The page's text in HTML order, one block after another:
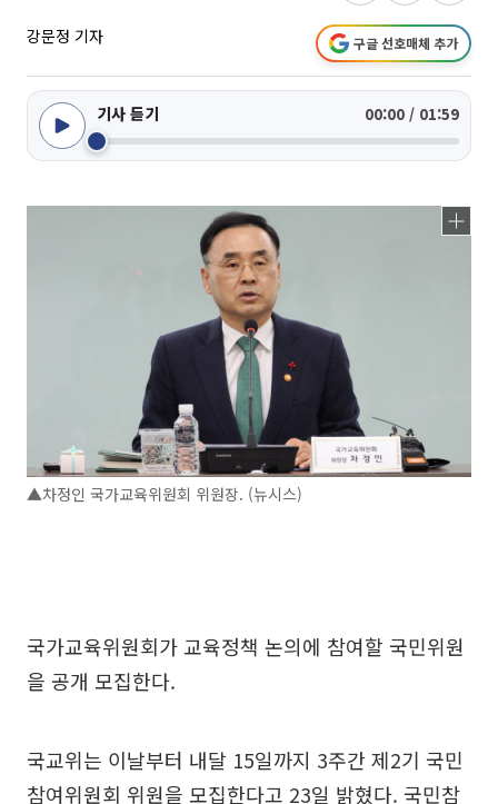
강문정 기자 구글 선호매체 추가
기사 듣기 00:00 / 01:59
▲차정인 국가교육위원회 위원장. (뉴시스)
국가교육위원회가 교육정책 논의에 참여할 국민위원
을 공개 모집한다.
국교위는 이날부터 내달 15일까지 3주간 제2기 국민
참여위원회 위원을 모집한다고 23일 밝혔다. 국민참